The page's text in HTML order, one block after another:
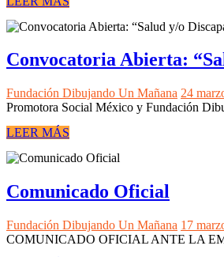
Convocatoria Abierta:
Fundación Dibujando Un Mañana 24
Promotora Social México y Fundación
LEER MÁS
Comunicado Oficial
Fundación Dibujando Un Mañana 17
COMUNICADO OFICIAL ANTE LA